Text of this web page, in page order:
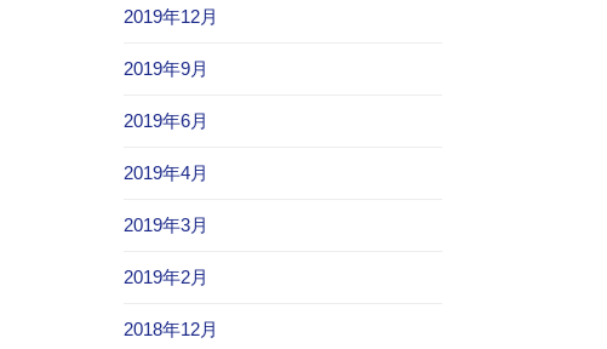
2019年12月
2019年9月
2019年6月
2019年4月
2019年3月
2019年2月
2018年12月